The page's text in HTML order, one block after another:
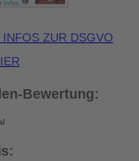
ZUR DSGVO
Bewertung: